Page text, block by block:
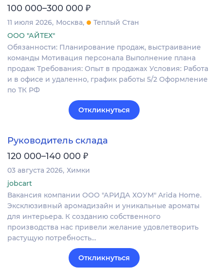
100 000–300 000 ₽
11 июля 2026 Москва
Теплый Стан
ООО "АЙТЕХ"
Обязанности: Планирование продаж, выстраивание
команды Мотивация персонала Выполнение плана
продаж Требования: Опыт в продажах Условия: Работа
и в офисе и удаленно, график работы 5/2 Оформление
по ТК РФ
Откликнуться
Руководитель склада
120 000–140 000 ₽
03 августа 2026 Химки
jobcart
Вакансия компании ООО "АРИДА ХОУМ" Arida Home.
Эксклюзивный аромадизайн и уникальные ароматы
для интерьера. К созданию собственного
производства нас привели желание удовлетворить
растущую потребность…
Откликнуться